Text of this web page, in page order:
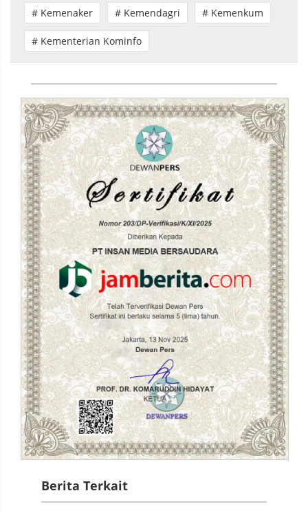
# Kemenaker # Kemendagri # Kemenkum
# Kementerian Kominfo
Berita Terkait